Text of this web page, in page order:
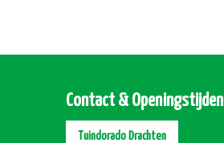
Contact & Openingstijden
Tuindorado Drachten